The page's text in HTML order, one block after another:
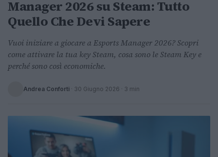
Manager 2026 su Steam: Tutto
Quello Che Devi Sapere
Vuoi iniziare a giocare a Esports Manager 2026? Scopri
come attivare la tua key Steam, cosa sono le Steam Key e
perché sono così economiche.
Andrea Conforti · 30 Giugno 2026 · 3 min